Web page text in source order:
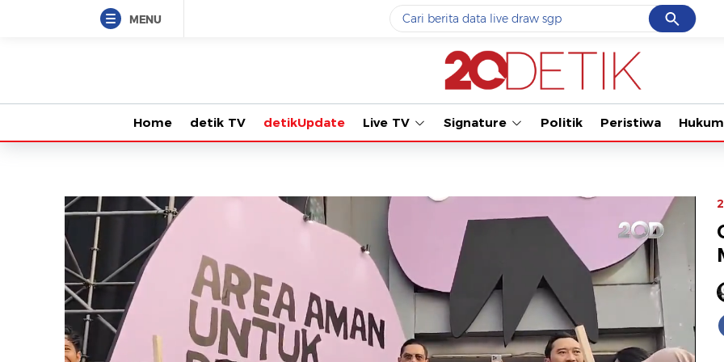
MENU Cancel
Yang sedang ramai dicari
data live draw sgp
#3senjata
#5gempa hari ini
Terakhir yang dicari
Loading...
Home detik TV detikUpdate Live TV Signature Politik Peristiwa Hukum